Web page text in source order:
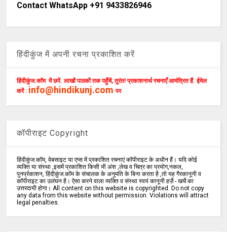
Contact WhatsApp +91 9433826946
हिंदीकुंज में अपनी रचना प्रकाशित करें
हिंदीकुंज.कॉम में छपें. लाखों पाठकों तक पहुँचें, तुरंत! प्रकाशनार्थ रचनाएँ आमंत्रित हैं. ईमेल
करें : info@hindikunj.com पर
कॉपीराइट Copyright
हिंदीकुंज.कॉम, वेबसाइट या एप्स में प्रकाशित रचनाएं कॉपीराइट के अधीन हैं। यदि कोई
व्यक्ति या संस्था ,इसमें प्रकाशित किसी भी अंश ,लेख व चित्र का प्रयोग,नकल,
पुनर्प्रकाशन, हिंदीकुंज.कॉम के संचालक के अनुमति के बिना करता है ,तो यह गैरकानूनी व
कॉपीराइट का उलंघन है। ऐसा करने वाला व्यक्ति व संस्था स्वयं कानूनी हर्ज़े - खर्चे का
उत्तरदायी होगा। All content on this website is copyrighted. Do not copy
any data from this website without permission. Violations will attract
legal penalties.